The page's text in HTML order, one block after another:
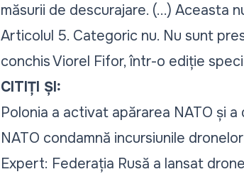
măsurii de descurajare. (...) Aceasta
Articolul 5. Categoric nu. Nu sunt
conchis Viorel Fifor, într-o ediție
CITIȚI ȘI:
Polonia a activat apărarea NATO și
NATO condamnă incursiunile
Expert: Federația Rusă a lansat